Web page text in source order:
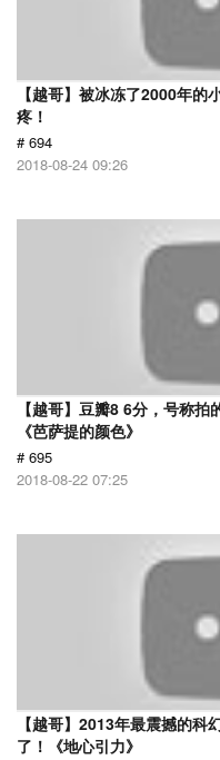
【越哥】被冰冻了2000年
疼！
# 694
2018-08-24 09:26
【越哥】豆瓣8 6分，号称
《芭萨提的颜色》
# 695
2018-08-22 07:25
【越哥】2013年最震撼的
了！《地心引力》